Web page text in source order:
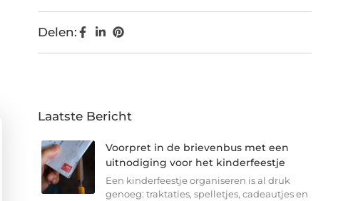
Delen:
Laatste Bericht
Voorpret in de brievenbus met een
uitnodiging voor het kinderfeestje
Een kinderfeestje organiseren is al druk
genoeg: traktaties, spelletjes, cadeautjes en